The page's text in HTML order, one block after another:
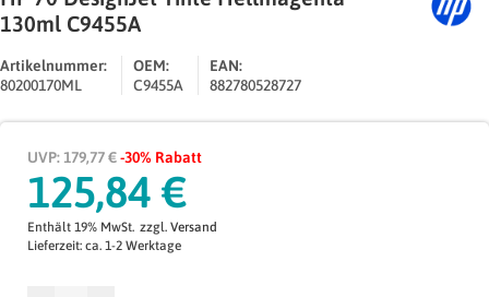
130ml C9455A
Artikelnummer:
80200170ML
OEM:
C9455A
EAN:
882780528727
UVP: 179,77 €-30% Rabatt
125,84 €
Enthält 19% MwSt. zzgl. Versand
Lieferzeit: ca. 1-2 Werktage